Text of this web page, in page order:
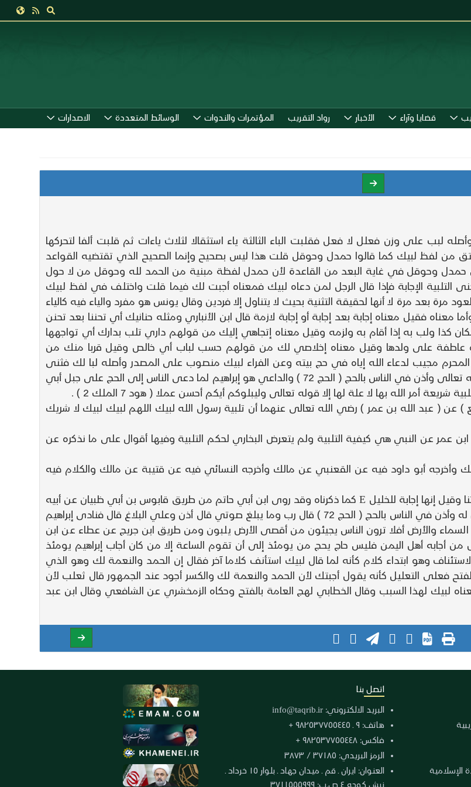
قضايا وآراء الأخبار رواد التقريب المؤتمرات والندوات الوسائط المتعددة الاصدارات
على وزن فعلل لا فعل فقلبت الباء الثالثة ياء استثقالا لثلاث ياءات ثم قلبت ألفا لتحركها
من لفظ لبيك كما قالوا حمدل وحوقل قلت هذا ليس بصحيح وإنما الصحيح الذي تقتضيه القواعد
وحوقل في غاية البعد من القاعدة لأن حمدل لفظة مبنية من الحمد لله وحوقل من لا حول
التلبية الإجابة فإذا قال الرجل لمن دعاه لبيك فمعناه أجبت لك فيما قلت واختلف في لفظ لبيك
مرة بعد مرة لا أنها لحقيقة التثنية بحيث لا يتناول إلا فردين وقال يونس هو مفرد والياء فيه كالياء
فقيل معناه إجابة بعد إجابة أو إجابة لازمة قال ابن الأنباري ومثله حنانيك أي تحننا بعد تحنن
كذا ولب به إذا أقام به ولزمه وقيل معناه إتجاهي إليك من قولهم داري تلب بدارك أي تواجهها
عاطفة على ولدها وقيل معناه إخلاصي لك من قولهم حسب لباب أي خالص وقيل قربا منك من
مجيب لدعاء الله إياه في حج بيته وعن الفراء لبيك منصوب على المصدر وأصله لبا لك فثنى
للتأكيد أي إلبابا بعد إلباب وقال عياض وهذه إجابة لإبراهيم E لقوله تعالى وأذن في الناس بالحج ( الحج 72 ) والداعي هو إبراهيم لما دعى الناس إلى الحج على جبل أبي
أمر الله بها لا علة لها إلا قوله تعالى وليبلوكم أيكم أحسن عملا ( هود 7 الملك 2 ) .
) عن ( عبد الله بن عمر ) رضي الله تعالى عنهما أن تلبية رسول الله لبيك اللهم لبيك لبيك لا شريك
ابن عمر عن النبي هي كيفية التلبية ولم يتعرض البخاري لحكم التلبية وفيها أقوال على ما نذكره عن
أبو داود فيه عن القعنبي عن مالك وأخرجه النسائي فيه عن قتيبة عن مالك والكلام فيه
الأول في معناه قوله لبيك اللهم يعني يا الله أجبناك فيما دعوتنا وقيل إنها إجابة للخليل E كما ذكرناه وقد روى ابن أبي حاتم من طريق قابوس بن أبي ظبيان عن أبيه
عن ابن عباس قال لما فرغ إبراهيم عليه السلام من بناء البيت قيل له وأذن في الناس بالحج ( الحج 72 ) قال رب وما يبلغ صوتي قال أذن وعلي البلاغ قال فنادى إبراهيم
والأرض أفلا ترون الناس يجيئون من أقصى الأرض يلبون ومن طريق ابن جريج عن عطاء عن ابن
من أجابه أهل اليمن فليس حاج يحج من يومئذ إلى أن تقوم الساعة إلا من كان أجاب إبراهيم يومئذ
وهو ابتداء كلام كأنه لما قال لبيك استأنف كلاما آخر فقال إن الحمد والنعمة لك وهو الذي
فعلى التعليل كأنه يقول أجبتك لأن الحمد والنعمة لك والكسر أجود عند الجمهور قال ثعلب لأن
لهذا السبب وقال الخطابي لهج العامة بالفتح وحكاه الزمخشري عن الشافعي وقال ابن عبد
اتصل بنا
البريد الالكتروني: info@taqrib.ir
هاتف: ٩ ـ ٩٨٢٥٣٧٧٥٥٤٤٥ +
فاكس: ٩٨٢٥٣٧٧٥٥٤٤٨ +
الرمز البريدي: ٣٧١٨٥ / ٣٨٧٣
العنوان: ايران ـ قم ـ ميدان جهاد ـ بلوار ١٥ خرداد ـ
نبش كوجه ٤ ص.ب: ٣٧١١٥٥٥٩٩٩